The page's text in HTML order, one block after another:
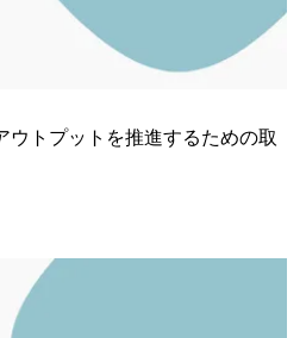
ウトプットを推進するための取